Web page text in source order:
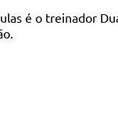
é o treinador